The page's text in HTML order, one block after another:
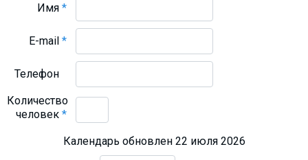
Имя*
E-mail*
Телефон
Количество
человек*
Календарь обновлен 22 июля 2026